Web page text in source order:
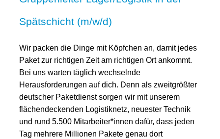
Spätschicht (m/w/d)
Wir packen die Dinge mit Köpfchen an, damit jedes
Paket zur richtigen Zeit am richtigen Ort ankommt.
Bei uns warten täglich wechselnde
Herausforderungen auf dich. Denn als zweitgrößter
deutscher Paketdienst sorgen wir mit unserem
flächendeckenden Logistiknetz, neuester Technik
und rund 5.500 Mitarbeiter*innen dafür, dass jeden
Tag mehrere Millionen Pakete genau dort